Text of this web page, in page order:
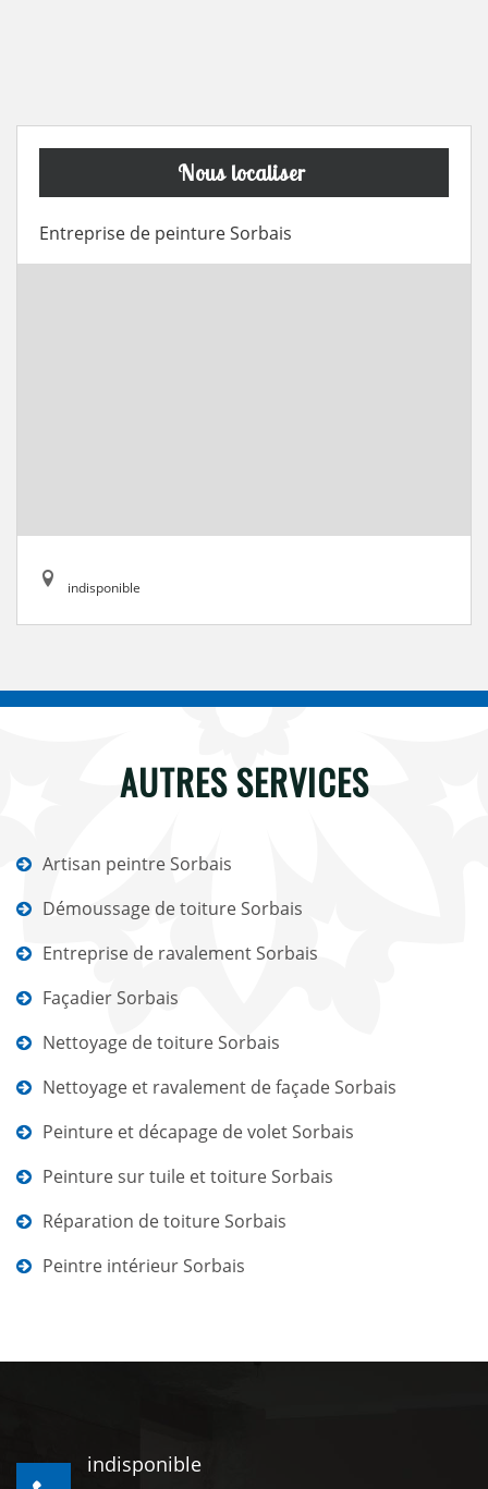
Nous localiser
Entreprise de peinture Sorbais
indisponible
AUTRES SERVICES
Artisan peintre Sorbais
Démoussage de toiture Sorbais
Entreprise de ravalement Sorbais
Façadier Sorbais
Nettoyage de toiture Sorbais
Nettoyage et ravalement de façade Sorbais
Peinture et décapage de volet Sorbais
Peinture sur tuile et toiture Sorbais
Réparation de toiture Sorbais
Peintre intérieur Sorbais
indisponible